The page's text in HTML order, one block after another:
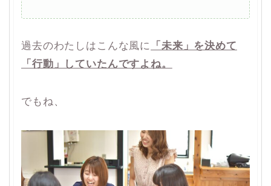
過去のわたしはこんな風に
「未来」を決めて
「行動」していたんですよね。
でもね、